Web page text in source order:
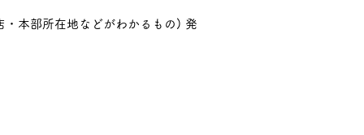
・本部所在地などがわかるもの) 発